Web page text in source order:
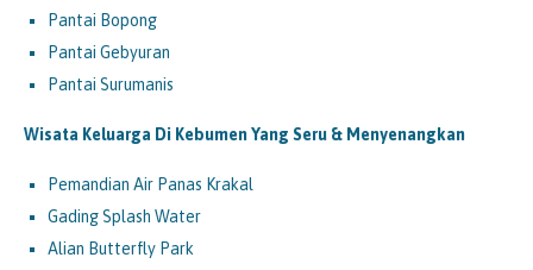
Pantai Bopong
Pantai Gebyuran
Pantai Surumanis
Wisata Keluarga Di Kebumen Yang Seru & Menyenangkan
Pemandian Air Panas Krakal
Gading Splash Water
Alian Butterfly Park